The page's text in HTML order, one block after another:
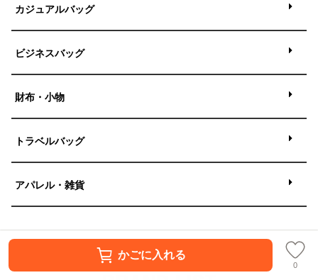
かごに入れる
0